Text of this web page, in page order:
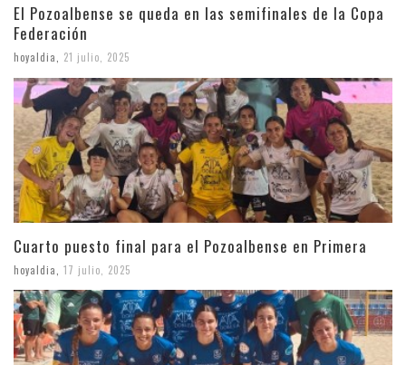
El Pozoalbense se queda en las semifinales de la Copa
Federación
hoyaldia 21 julio, 2025
Cuarto puesto final para el Pozoalbense en Primera
hoyaldia 17 julio, 2025